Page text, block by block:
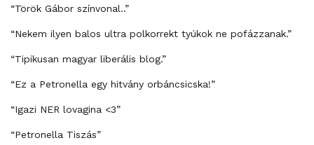
“Török Gábor színvonal..”
“Nekem ilyen balos ultra polkorrekt tyúkok ne pofázzanak.”
“Tipikusan magyar liberális blog.”
“Ez a Petronella egy hitvány orbáncsicska!”
“Igazi NER lovagina <3”
“Petronella Tiszás”